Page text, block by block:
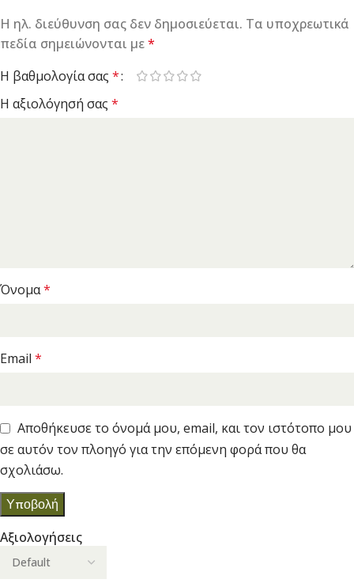
Αξιολογήσεις
Η ηλ. διεύθυνση σας δεν δημοσιεύεται. Τα υποχρεωτικά
πεδία σημειώνονται με*
Η βαθμολογία σας *
Η αξιολόγησή σας *
Όνομα*
Email *
Αποθήκευσε το όνομά μου, email, και τον ιστότοπο μου
σε αυτόν τον πλοηγό για την επόμενη φορά που θα
σχολιάσω.